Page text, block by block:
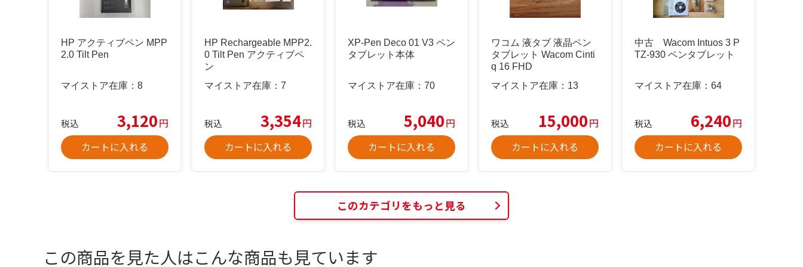
HP アクティブペン MPP
2.0 Tilt Pen
マイストア在庫： 8
税込 3,120円
カートに入れる
HP Rechargeable MPP2.
0 Tilt Pen アクティブペ
ン
マイストア在庫： 7
税込 3,354円
カートに入れる
XP-Pen Deco 01 V3 ペン
タブレット本体
マイストア在庫： 70
税込 5,040円
カートに入れる
ワコム 液タブ 液晶ペン
タブレット Wacom Cinti
q 16 FHD
マイストア在庫： 13
税込 15,000円
カートに入れる
中古 Wacom Intuos 3 P
TZ-930 ペンタブレット
マイストア在庫： 64
税込 6,240円
カートに入れる
このカテゴリをもっと見る
この商品を見た人はこんな商品も見ています